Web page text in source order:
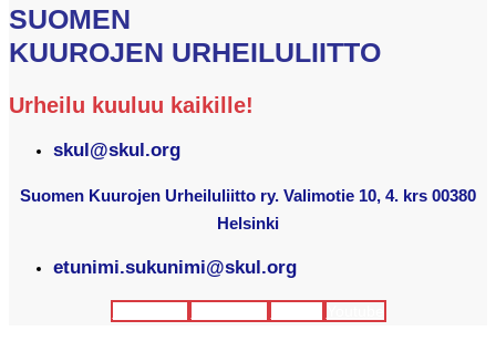
SUOMEN
KUUROJEN URHEILULIITTO
Urheilu kuuluu kaikille!
skul@skul.org
Suomen Kuurojen Urheiluliitto ry. Valimotie 10, 4. krs 00380
Helsinki
etunimi.sukunimi@skul.org